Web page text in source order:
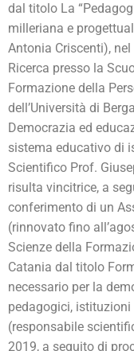
dal titolo La
milleriana e
Antonia Criscenti),
Ricerca presso la
Formazione della
dell’Università di
Democrazia ed
sistema educativo di
Scientifico Prof.
risulta vincitrice, a
conferimento di un
(rinnovato fino
Scienze della
Catania dal titolo
necessario per la
pedagogici,
(responsabile
2019, a seguito di